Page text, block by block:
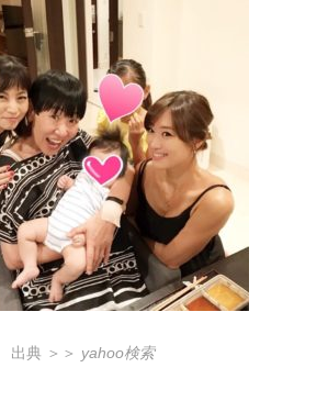
出典 ＞＞ yahoo検索